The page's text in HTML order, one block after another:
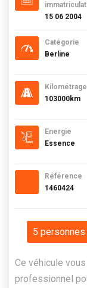
15 06 2004
Catégorie
Berline
Kilométrage
103000km
Energie
Essence
Référence
1460424
5
Ce véhicule
professionnel